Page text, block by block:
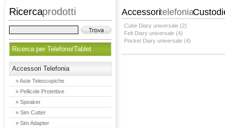
Ricercaprodotti
Ricerca per Telefono/Tablet
Accessori Telefonia
» Aste Telescopiche
» Pellicole Protettive
» Speaker
» Sim Cutter
» Sim Adapter
Accessoritelefonia
Cube Diary universale (2)
Felt Diary universale (4)
Pocket Diary universale (4)